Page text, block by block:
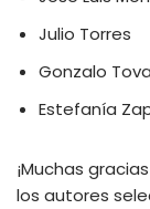
Julio Torres
Gonzalo
Estefanía
¡Muchas
los autores